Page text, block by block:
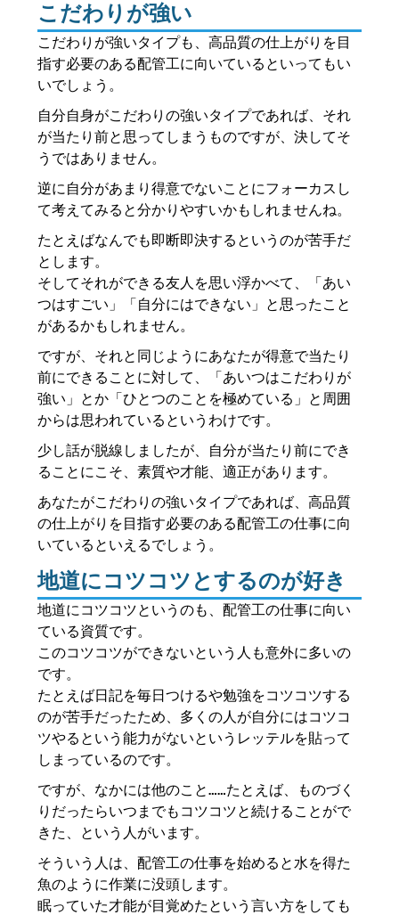
こだわりが強い
こだわりが強いタイプも、高品質の仕上がりを目
指す必要のある配管工に向いているといってもい
いでしょう。
自分自身がこだわりの強いタイプであれば、それ
が当たり前と思ってしまうものですが、決してそ
うではありません。
逆に自分があまり得意でないことにフォーカスし
て考えてみると分かりやすいかもしれませんね。
たとえばなんでも即断即決するというのが苦手だ
とします。
そしてそれができる友人を思い浮かべて、「あい
つはすごい」「自分にはできない」と思ったこと
があるかもしれません。
ですが、それと同じようにあなたが得意で当たり
前にできることに対して、「あいつはこだわりが
強い」とか「ひとつのことを極めている」と周囲
からは思われているというわけです。
少し話が脱線しましたが、自分が当たり前にでき
ることにこそ、素質や才能、適正があります。
あなたがこだわりの強いタイプであれば、高品質
の仕上がりを目指す必要のある配管工の仕事に向
いているといえるでしょう。
地道にコツコツとするのが好き
地道にコツコツというのも、配管工の仕事に向い
ている資質です。
このコツコツができないという人も意外に多いの
です。
たとえば日記を毎日つけるや勉強をコツコツする
のが苦手だったため、多くの人が自分にはコツコ
ツやるという能力がないというレッテルを貼って
しまっているのです。
ですが、なかには他のこと……たとえば、ものづく
りだったらいつまでもコツコツと続けることがで
きた、という人がいます。
そういう人は、配管工の仕事を始めると水を得た
魚のように作業に没頭します。
眠っていた才能が目覚めたという言い方をしても